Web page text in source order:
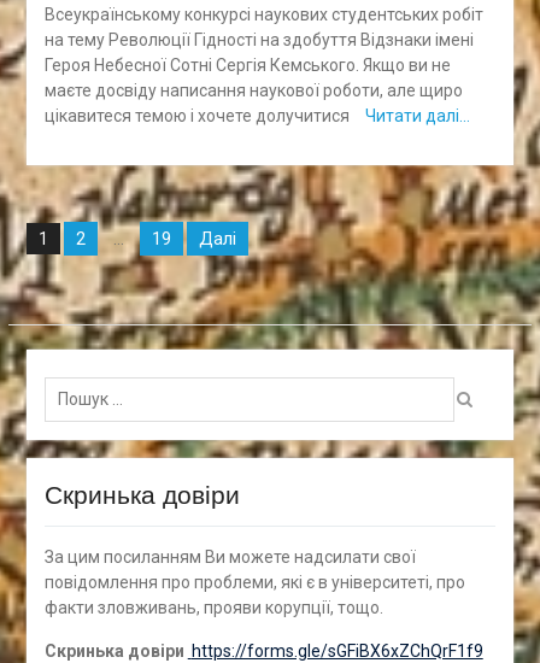
Всеукраїнському конкурсі наукових студентських робіт
на тему Революції Гідності на здобуття Відзнаки імені
Героя Небесної Сотні Сергія Кемського. Якщо ви не
маєте досвіду написання наукової роботи, але щиро
цікавитеся темою і хочете долучитися
Читати далі…
Навігація
записів
1 2 … 19 Далі
Пошук
для:
Скринька довіри
За цим посиланням Ви можете надсилати свої
повідомлення про проблеми, які є в університеті, про
факти зловживань, прояви корупції, тощо.
Скринька довіри https://forms.gle/sGFiBX6xZChQrF1f9